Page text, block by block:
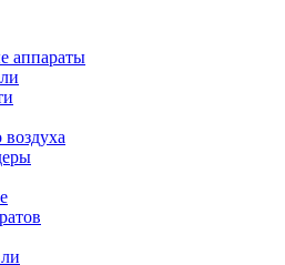
аппараты